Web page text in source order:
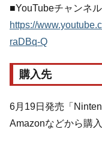
■YouTubeチャンネ
https://
raDBq-Q
購入先
6月19日発売「
Amazonなどから購